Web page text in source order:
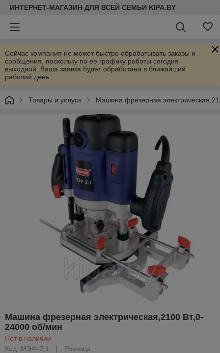
ИНТЕРНЕТ-МАГАЗИН ДЛЯ ВСЕЙ СЕМЬИ KIPA.BY
Сейчас компания не может быстро обрабатывать заказы и
сообщения, поскольку по ее графику работы сегодня
выходной. Ваша заявка будет обработана в ближайший
рабочий день.
Товары и услуги Машина фрезерная
Машина фрезерная электрическая,2100 Вт,0-
24000 об/мин
Нет в наличии
Код: МЭФ-2,1
Розница